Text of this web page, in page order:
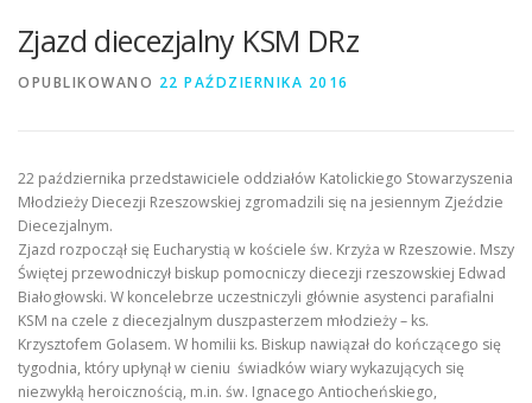
Zjazd diecezjalny KSM DRz
OPUBLIKOWANO 22 PAŹDZIERNIKA 2016
22 października przedstawiciele oddziałów Katolickiego Stowarzyszenia
Młodzieży Diecezji Rzeszowskiej zgromadzili się na jesiennym Zjeździe
Diecezjalnym.
Zjazd rozpoczął się Eucharystią w kościele św. Krzyża w Rzeszowie. Mszy
Świętej przewodniczył biskup pomocniczy diecezji rzeszowskiej Edwad
Białogłowski. W koncelebrze uczestniczyli głównie asystenci parafialni
KSM na czele z diecezjalnym duszpasterzem młodzieży – ks.
Krzysztofem Golasem. W homilii ks. Biskup nawiązał do kończącego się
tygodnia, który upłynął w cieniu świadków wiary wykazujących się
niezwykłą heroicznością, m.in. św. Ignacego Antiocheńskiego,